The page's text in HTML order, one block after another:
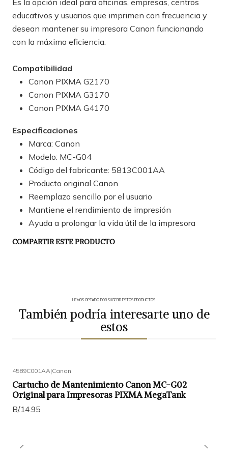
Es la opción ideal para oficinas, empresas, centros
educativos y usuarios que imprimen con frecuencia y
desean mantener su impresora Canon funcionando
con la máxima eficiencia.
Compatibilidad
Canon PIXMA G2170
Canon PIXMA G3170
Canon PIXMA G4170
Especificaciones
Marca: Canon
Modelo: MC-G04
Código del fabricante: 5813C001AA
Producto original Canon
Reemplazo sencillo por el usuario
Mantiene el rendimiento de impresión
Ayuda a prolongar la vida útil de la impresora
COMPARTIR ESTE PRODUCTO
HEMOS OPTADO POR SUGERIR ESTOS PRODUCTOS.
También podría interesarte uno de
estos
4589C001AA|Canon
Cartucho de Mantenimiento Canon MC-G02
Original para Impresoras PIXMA MegaTank
B/.14.95